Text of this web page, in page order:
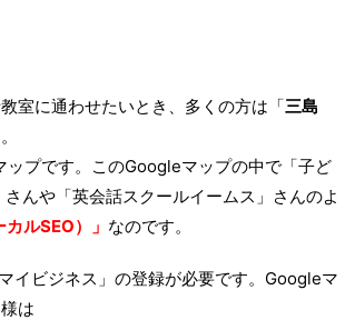
室に通わせたいとき、多くの方は「三島
プです。このGoogleマップの中で「子ど
んや「英会話スクールイームス」さんのよ
ルSEO）」 なのです。
イビジネス」の登録が必要です。Googleマ
は